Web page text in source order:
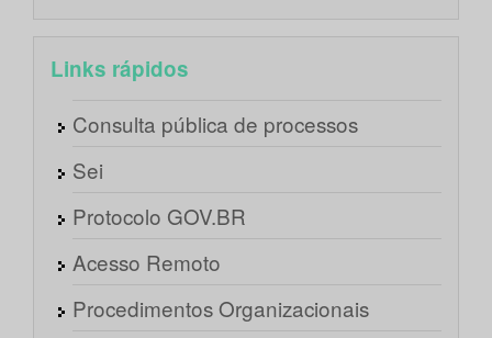
Links rápidos
Consulta pública de processos
Sei
Protocolo GOV.BR
Acesso Remoto
Procedimentos Organizacionais